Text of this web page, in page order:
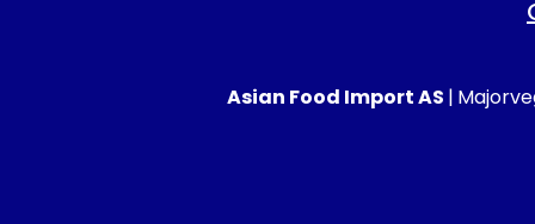
Asian Food Import AS |